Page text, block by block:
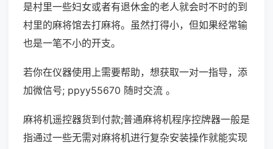
是村里一些妇女或者有退休金的老人就会时不时的到
村里的麻将馆去打麻将。虽然打得小，但如果经常输
也是一笔不小的开支。
若你在仪器使用上需要帮助，想获取一对一指导，添
加微信号; ppyy55670 随时交流 。
麻将机遥控器货到付款;普通麻将机程序控牌器一般是
指通过一些无需对麻将机进行复杂安装操作就能实现